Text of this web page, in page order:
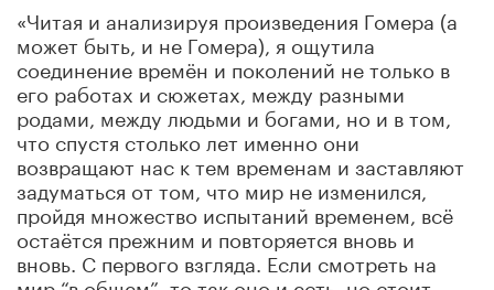
«Читая и анализируя произведения Гомера (а
может быть, и не Гомера), я ощутила
соединение времён и поколений не только в
его работах и сюжетах, между разными
родами, между людьми и богами, но и в том,
что спустя столько лет именно они
возвращают нас к тем временам и заставляют
задуматься от том, что мир не изменился,
пройдя множество испытаний временем, всё
остаётся прежним и повторяется вновь и
вновь. С первого взгляда. Если смотреть на